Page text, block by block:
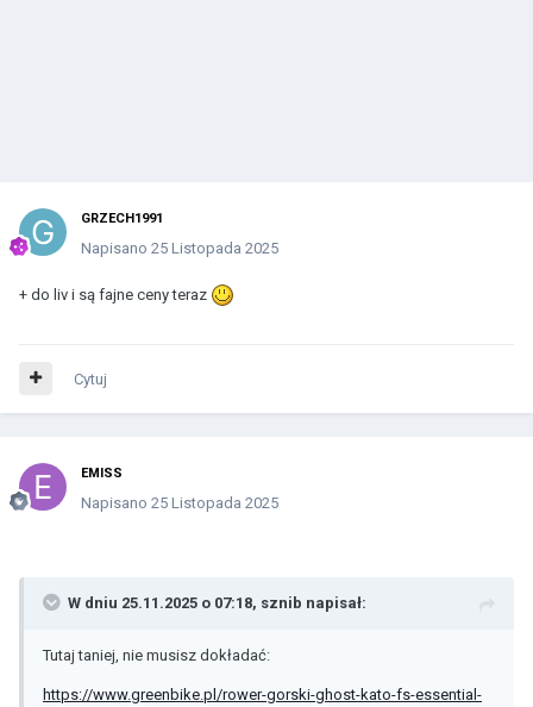
GRZECH1991
Napisano 25 Listopada 2025
+ do liv i są fajne ceny teraz
Cytuj
EMISS
Napisano 25 Listopada 2025
W dniu 25.11.2025 o 07:18, sznib napisał:
Tutaj taniej, nie musisz dokładać:
https://www.greenbike.pl/rower-gorski-ghost-kato-fs-essential-